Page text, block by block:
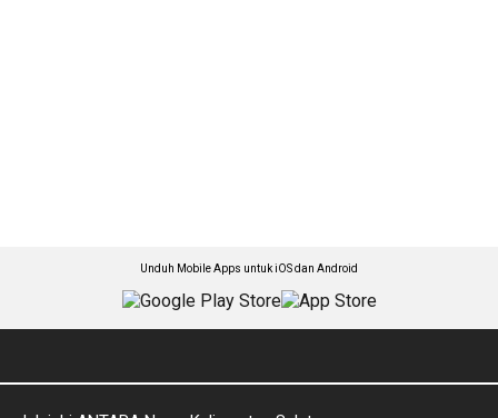
Unduh Mobile Apps untuk iOS dan Android